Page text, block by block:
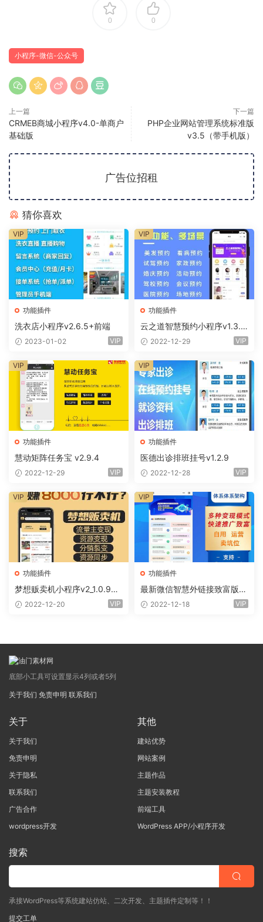
0 0
小程序-微信-公众号
上一篇
CRMEB商城小程序v4.0-单商户
基础版
下一篇
PHP企业网站管理系统标准版
v3.5（带手机版）
广告位招租
猜你喜欢
功能插件
洗衣店小程序v2.6.5+前端
2023-01-02 VIP
VIP
功能插件
云之道智慧预约小程序v1.3.0
+前端2022-12-29 VIP
VIP
功能插件
慧动矩阵任务宝 v2.9.4
2022-12-29 VIP
VIP
功能插件
医德出诊排班挂号v1.2.9
2022-12-28 VIP
VIP
功能插件
梦想贩卖机小程序v2_1.0.96
+全插件（线传）
2022-12-20 VIP
VIP
功能插件
最新微信智慧外链接致富版小
程序（前端+全插件)
2022-12-18 VIP
VIP
底部小工具可设置显示4列或者5列
关于我们 免责申明 联系我们
关于
关于我们
免责申明
关于隐私
联系我们
广告合作
wordpress开发
其他
建站优势
网站案例
主题作品
主题安装教程
前端工具
WordPress APP/小程序开发
搜索
承接WordPress等系统建站仿站、二次开发、主题插件定制等！！
提交工单